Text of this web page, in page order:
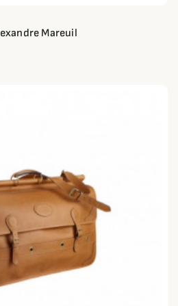
Mareuil